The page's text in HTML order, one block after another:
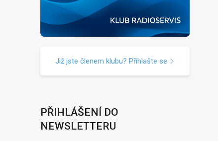
Již jste členem klubu? Přihlašte se
PŘIHLÁŠENÍ DO
NEWSLETTERU